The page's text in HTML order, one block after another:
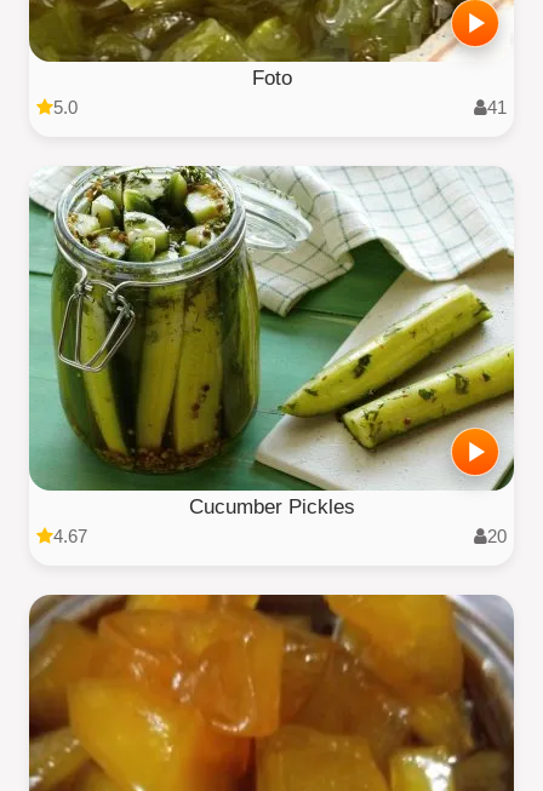
Foto
5.0 41
Cucumber Pickles
4.67 20